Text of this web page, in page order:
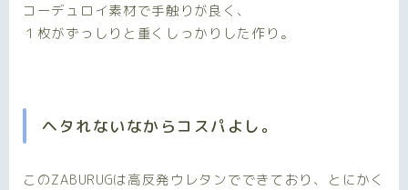
コーデュロイ素材で手触りが良く、
１枚がずっしりと重くしっかりした作り。
ヘタれないなからコスパよし。
このZABURUGは高反発ウレタンでできており、
とにかく